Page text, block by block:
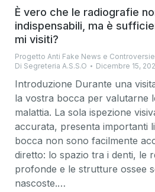
È vero che le radiografie
indispensabili, ma è
mi visiti?
Progetto Anti Fake News e
Di Segreteria A.S.S.O Dicembre 15,
Introduzione Durante una
la vostra bocca per valutarne
malattia. La sola ispezione
accurata, presenta importanti
bocca non sono facilmente
diretto: lo spazio tra i denti, le
profonde e le strutture ossee
nascoste.…